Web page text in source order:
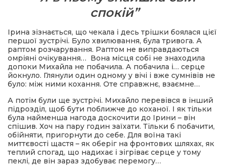
спокій”
Ірина зізнається, що чекала і десь трішки боялася цієї
першої зустрічі. Було хвилювання, була тривога. А
раптом розчарування. Раптом не виправдаються
омріяні очікування… Вона місця собі не знаходила
допоки Михайла не побачила. А побачила і… серце
йокнуло. Глянули один одному у вічі і вже сумнівів не
було: між ними кохання. Оте справжнє, взаємне…
А потім були ще зустрічі. Михайло перевівся в інший
підрозділ, щоб бути поближче до коханої. І як тільки
була найменша нагода доскочити до Ірини – він
спішив. Хоч на пару годин заїхати. Тільки б побачити,
обійняти, пригорнути до себе. Для воїна такі
миттєвості щастя – як оберіг на фронтових шляхах, як
теплий спогад, що надихає і зігріває серце у тому
пеклі, де він зараз здобуває перемогу…